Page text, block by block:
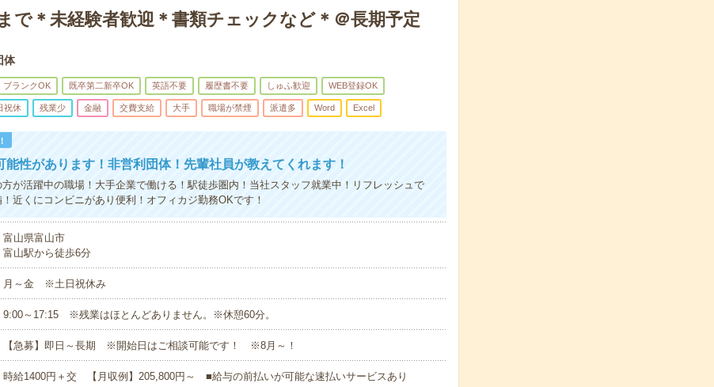
で＊未経験者歓迎＊書類チェックなど＊＠長期予定
体
ブランクOK 既卒第二新卒OK 英語不要 履歴書不要 しゅふ歓迎 WEB登録OK
祝休 残業少 金融 交費支給 大手 職場が禁煙 派遣多 Word Excel
能性があります！非営利団体！先輩社員が教えてくれます！
が活躍中の職場！大手企業で働ける！駅徒歩圏内！当社スタッフ就業中！リフレッシュで
近くにコンビニがあり便利！オフィカジ勤務OKです！
富山県富山市
富山駅から徒歩6分
月～金 ※土日祝休み
9:00～17:15 ※残業はほとんどありません。※休憩60分。
【急募】即日～長期 ※開始日はご相談可能です！ ※8月～！
時給1400円＋交 【月収例】205,800円～ ■給与の前払いが可能な速払いサービスあり